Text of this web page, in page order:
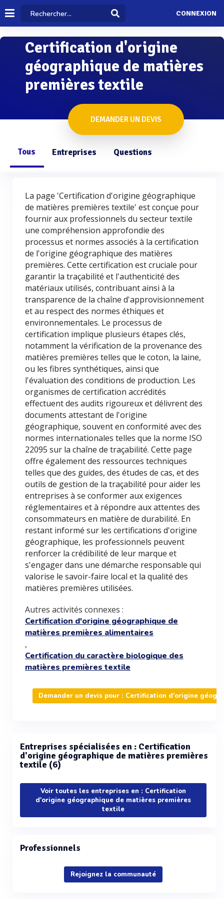
CONNEXION
Certification d'origine
géographique de matières
premières textile
DEMANDER UN DEVIS
Tous Entreprises Questions
La page 'Certification d'origine géographique
de matières premières textile' est conçue pour
fournir aux professionnels du secteur textile
une compréhension approfondie des
processus et normes associés à la certification
de l'origine géographique des matières
premières. Cette certification est cruciale pour
garantir la traçabilité et l'authenticité des
matériaux utilisés, contribuant ainsi à la
transparence de la chaîne d'approvisionnement
et au respect des normes éthiques et
environnementales. Le processus de
certification implique plusieurs étapes clés,
notamment la vérification de la provenance des
matières premières telles que le coton, la laine,
ou les fibres synthétiques, ainsi que
l'évaluation des conditions de production. Les
organismes de certification accrédités
effectuent des audits rigoureux et délivrent des
documents attestant de l'origine
géographique, souvent en conformité avec des
normes internationales telles que la norme ISO
22095 sur la chaîne de traçabilité. Cette page
offre également des ressources techniques
telles que des guides, des études de cas, et des
outils de gestion de la traçabilité pour aider les
entreprises à se conformer aux exigences
réglementaires et à répondre aux attentes des
consommateurs en matière de durabilité. En
restant informé sur les certifications d'origine
géographique, les professionnels peuvent
renforcer la crédibilité de leur marque et
s'engager dans une démarche responsable qui
valorise le savoir-faire local et la qualité des
matières premières utilisées.
Autres activités connexes :
Certification d'origine géographique de
matières premières alimentaires
,
Certification du caractère biologique des
matières premières textile
Demander un devis pour : Certification d'origine
Entreprises spécialisées en : Certification
d'origine géographique de matières premières
textile (6)
Voir toutes les entreprises en : Certification
d'origine géographique de matières premières
textile
Professionnels
Rejoignez la communauté